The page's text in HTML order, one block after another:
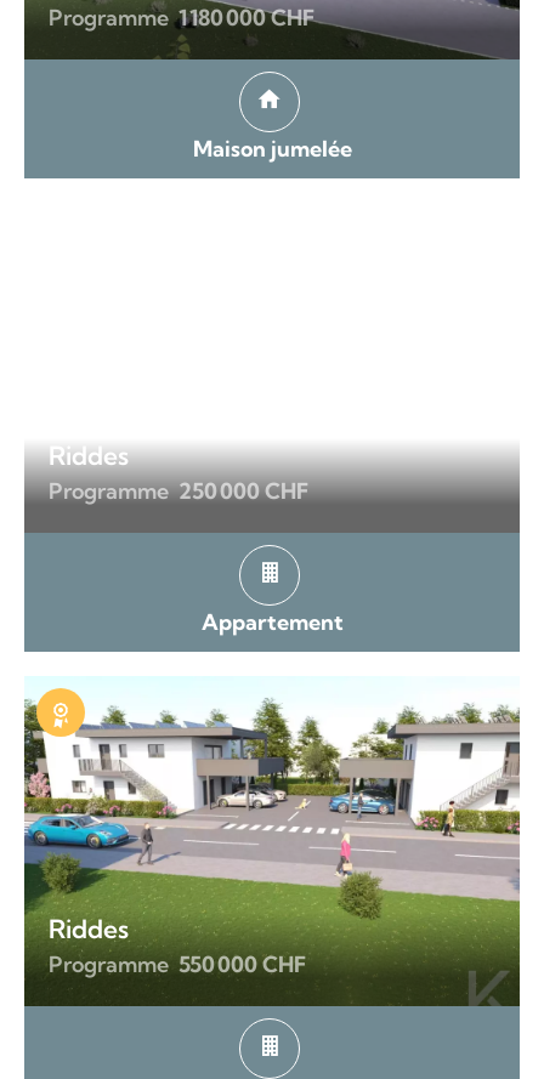
Programme 1 180 000 CHF
Maison jumelée
Riddes
Programme 250 000 CHF
Appartement
Exclusivité
Riddes
Programme 550 000 CHF